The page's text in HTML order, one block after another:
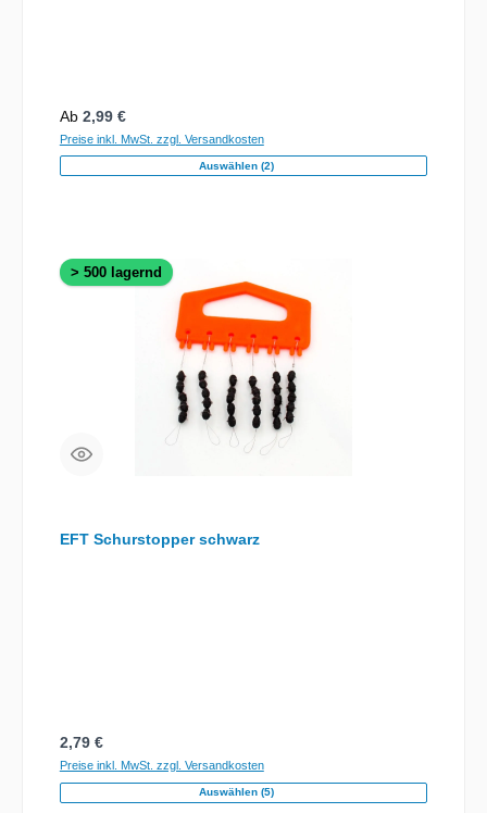
Regulärer Preis:
Ab 2,99 €
Preise inkl. MwSt. zzgl. Versandkosten
Auswählen (2)
> 500 lagernd
EFT Schurstopper schwarz
Regulärer Preis:
2,79 €
Preise inkl. MwSt. zzgl. Versandkosten
Auswählen (5)